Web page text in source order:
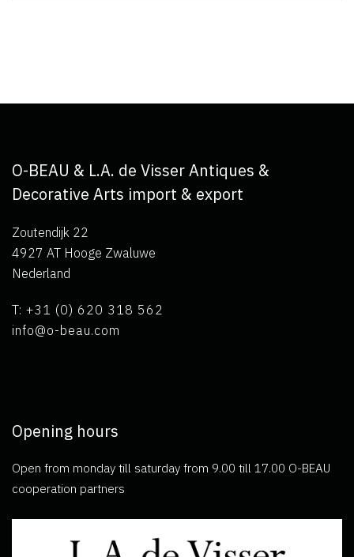
O-BEAU & L.A. de Visser Antiques &
Decorative Arts import & export
Zoutendijk 22
4927 AT Hooge Zwaluwe
Nederland
T: +31 (0) 620 318 562
info@o-beau.com
Opening hours
Open from monday till saturday from 9.00 till 17.00 O-BEAU
cooperation partners